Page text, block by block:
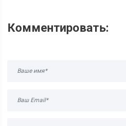
Комментировать: